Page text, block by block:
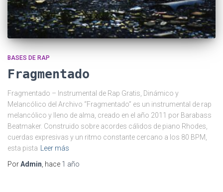
BASES DE RAP
Fragmentado
Fragmentado – Instrumental de Rap Gratis, Dinámico y
Melancólico del Archivo “Fragmentado” es un instrumental de rap
melancólico y lleno de alma, creado en el año 2011 por Barabass
Beatmaker. Construido sobre acordes cálidos de piano Rhodes,
cuerdas expresivas y un ritmo constante cercano a los 80 BPM,
esta pista
Leer más
PorAdmin , hace 1 año